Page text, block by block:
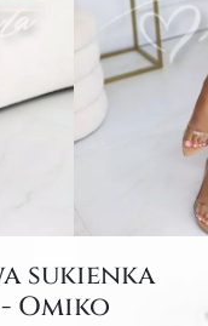
sukienka
Omiko